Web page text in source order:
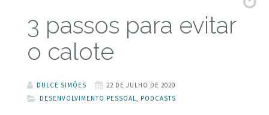
3 passos para evitar
o calote
DULCE SIMÕES
22 DE JULHO DE 2020
DESENVOLVIMENTO PESSOAL, PODCASTS